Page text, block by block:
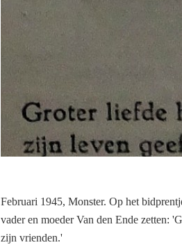
Februari 1945, Monster. Op het
vader en moeder Van den Ende zetten:
zijn vrienden.'